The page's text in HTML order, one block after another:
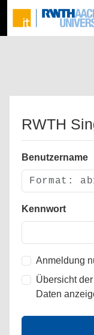
RWTH
Benutzername
Kennwort
Anmeldung
Übersicht
Daten